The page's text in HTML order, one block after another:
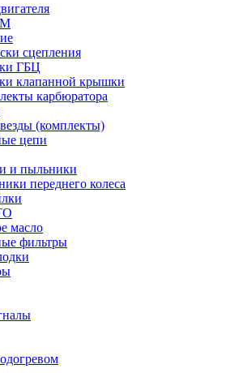
сцепления
ГБЦ
клапанной крышки
карбюратора
(комплекты)
цепи
и пыльники
переднего колеса
масло
фильтры